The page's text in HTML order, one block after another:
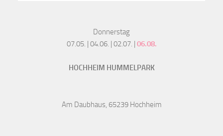
Donnerstag
07.05. | 04.06. | 02.07. | 06.08.
HOCHHEIM HUMMELPARK
Am Daubhaus, 65239 Hochheim